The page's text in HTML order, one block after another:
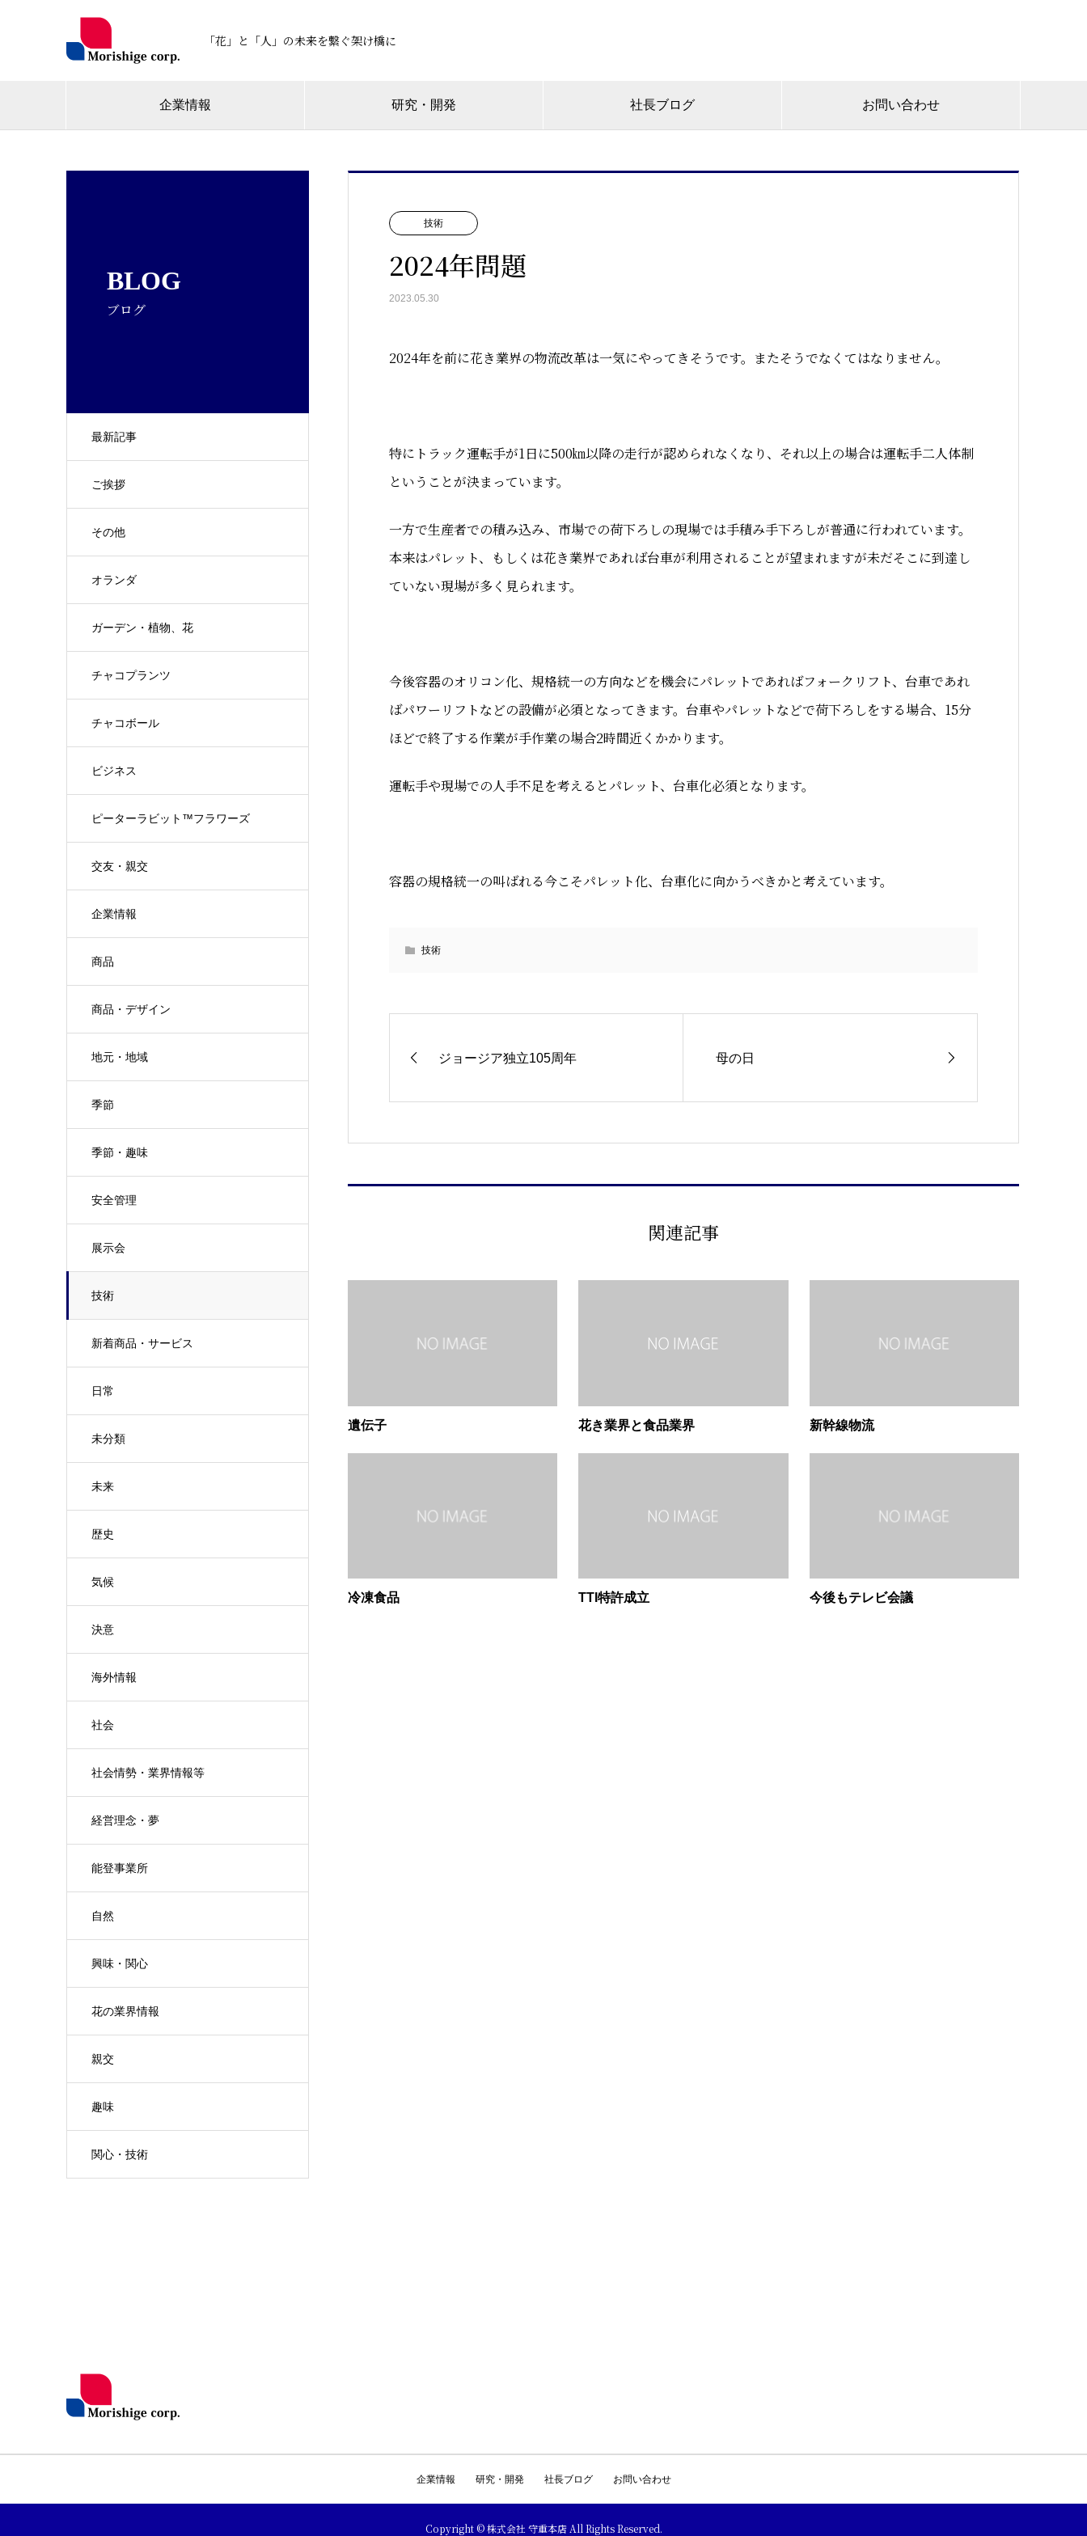
「花」と「人」の未来を繋ぐ架け橋に
企業情報 研究・開発 社長ブログ お問い合わせ
BLOG
ブログ
最新記事
ご挨拶
その他
オランダ
ガーデン・植物、花
チャコプランツ
チャコボール
ビジネス
ピーターラビット™フラワーズ
交友・親交
企業情報
商品
商品・デザイン
地元・地域
季節
季節・趣味
安全管理
展示会
技術
新着商品・サービス
日常
未分類
未来
歴史
気候
決意
海外情報
社会
社会情勢・業界情報等
経営理念・夢
能登事業所
自然
興味・関心
花の業界情報
親交
趣味
関心・技術
技術
2024年問題
2023.05.30
2024年を前に花き業界の物流改革は一気にやってきそうです。またそうでなくてはなりません。
特にトラック運転手が1日に500㎞以降の走行が認められなくなり、それ以上の場合は運転手二人体制
ということが決まっています。
一方で生産者での積み込み、市場での荷下ろしの現場では手積み手下ろしが普通に行われています。
本来はパレット、もしくは花き業界であれば台車が利用されることが望まれますが未だそこに到達し
ていない現場が多く見られます。
今後容器のオリコン化、規格統一の方向などを機会にパレットであればフォークリフト、台車であれ
ばパワーリフトなどの設備が必須となってきます。台車やパレットなどで荷下ろしをする場合、15分
ほどで終了する作業が手作業の場合2時間近くかかります。
運転手や現場での人手不足を考えるとパレット、台車化必須となります。
容器の規格統一の叫ばれる今こそパレット化、台車化に向かうべきかと考えています。
技術
ジョージア独立105周年 母の日
関連記事
遺伝子 花き業界と食品業界 新幹線物流
冷凍食品 TTI特許成立 今後もテレビ会議
企業情報 研究・開発 社長ブログ お問い合わせ
Copyright © 株式会社 守重本店 All Rights Reserved.